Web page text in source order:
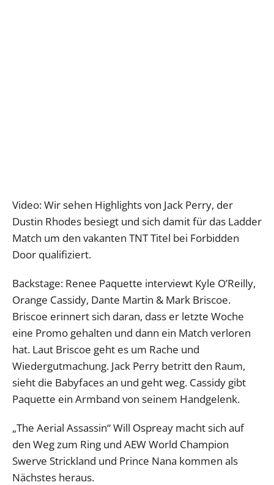
Video: Wir sehen Highlights von Jack Perry, der
Dustin Rhodes besiegt und sich damit für das Ladder
Match um den vakanten TNT Titel bei Forbidden
Door qualifiziert.
Backstage: Renee Paquette interviewt Kyle O’Reilly,
Orange Cassidy, Dante Martin & Mark Briscoe.
Briscoe erinnert sich daran, dass er letzte Woche
eine Promo gehalten und dann ein Match verloren
hat. Laut Briscoe geht es um Rache und
Wiedergutmachung. Jack Perry betritt den Raum,
sieht die Babyfaces an und geht weg. Cassidy gibt
Paquette ein Armband von seinem Handgelenk.
„The Aerial Assassin“ Will Ospreay macht sich auf
den Weg zum Ring und AEW World Champion
Swerve Strickland und Prince Nana kommen als
Nächstes heraus.